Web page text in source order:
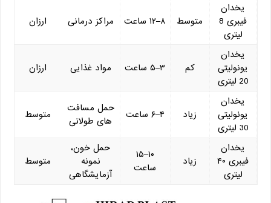
یخدان
فیبری 8
لیتری
متوسط ۸–۱۲ ساعت مراکز درمانی ارزان
یخدان
یونولیتی
20 لیتری
کم ۳–۵ ساعت مواد غذایی ارزان
یخدان
یونولیتی
30 لیتری
زیاد ۴–۶ ساعت
حمل مسافت
‌های طولانی
متوسط
یخدان
فیبری ۴۰
لیتری
زیاد
۱۰–۱۵
ساعت
حمل خون،
نمونه
آزمایشگاهی
متوسط